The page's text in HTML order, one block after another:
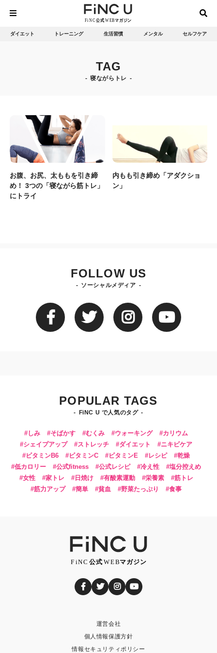
ダイエット トレーニング 生活習慣 メンタル セルフケア
TAG
寝ながらトレ
お腹、お尻、太ももを引き締
め！ 3つの「寝ながら筋トレ」
にトライ
内もも引き締め「アダクショ
ン」
FOLLOW US
ソーシャルメディア
POPULAR TAGS
FiNC U で人気のタグ
しみ そばかす むくみ ウォーキング
カリウム
シェイプアップ
ストレッチ ダイエット
ニキビケア
ビタミンB6
ビタミンC ビタミンE レシピ
乾燥
低カロリー
公式fitness 公式レシピ 冷え性
塩分控えめ
女性
家トレ 日焼け 有酸素運動 栄養素
筋トレ
筋力アップ
簡単 貧血 野菜たっぷり 食事
運営会社
個人情報保護方針
情報セキュリティポリシー